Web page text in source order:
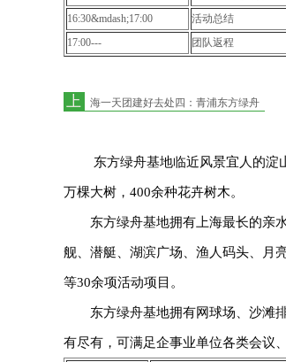
16:30&mdash;17:00
活动总结
17:00---
团队返程
上 海一天团建好去处四：青浦东方绿舟
东方绿舟基地临近风景宜人的淀山
万棵大树，400余种花卉树木。
东方绿舟基地拥有上海最长的亲水
舰、潜艇、湖滨广场、渔人码头、月
等30余项活动项目。
东方绿舟基地拥有网球场、沙滩排
有尽有，可满足企事业单位各类会议